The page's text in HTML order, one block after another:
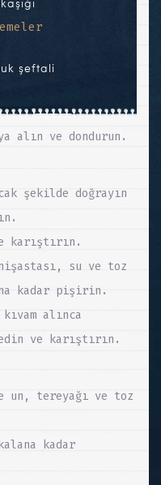
şeftali
alın ve dondurun.
şekilde doğrayın
karıştırın.
su ve toz
kadar pişirin.
alınca
ve karıştırın.
un, tereyağı ve toz
kadar